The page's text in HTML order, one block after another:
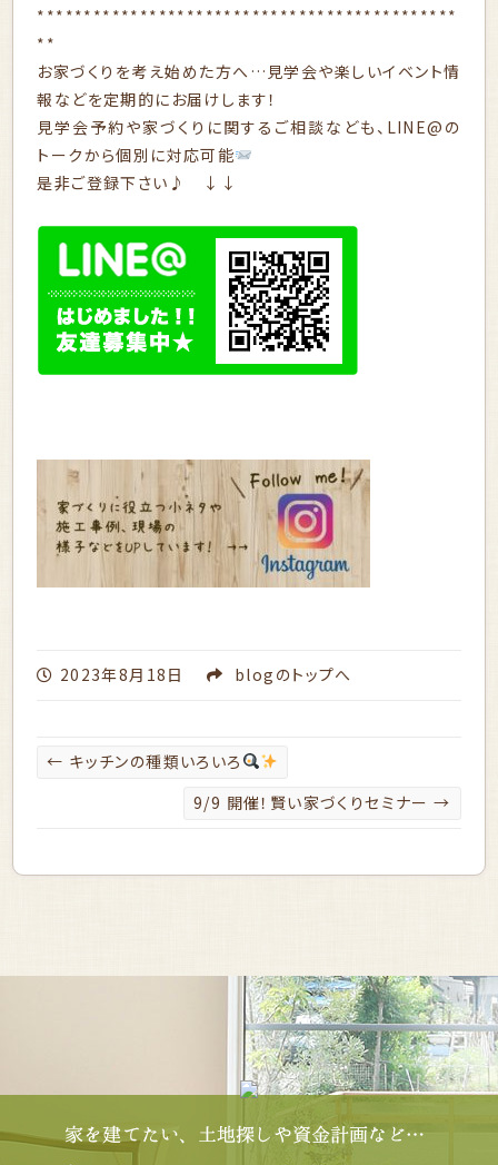
*********************************************
**
お家づくりを考え始めた方へ…見学会や楽しいイベント情
報などを定期的にお届けします！
見学会予約や家づくりに関するご相談なども、LINE@の
トークから個別に対応可能
是非ご登録下さい♪ ↓↓
2023年8月18日 blog のトップへ
← キッチンの種類いろいろ
9/9 開催！賢い家づくりセミナー→